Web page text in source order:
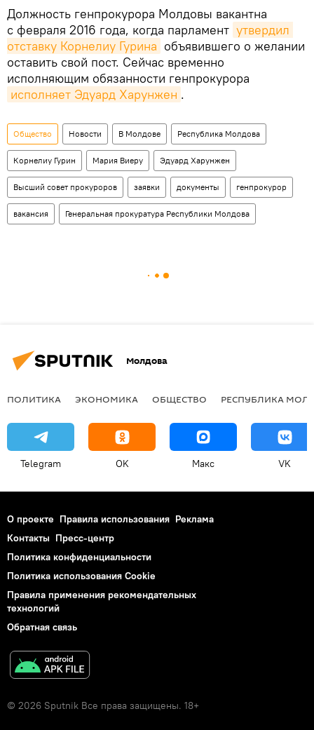
Должность генпрокурора Молдовы вакантна
с февраля 2016 года, когда парламент утвердил
отставку Корнелиу Гурина объявившего о желании
оставить свой пост. Сейчас временно
исполняющим обязанности генпрокурора
исполняет Эдуард Харунжен .
Общество Новости В Молдове Республика Молдова
Корнелиу Гурин Мария Виеру Эдуард Харунжен
Высший совет прокуроров заявки документы генпрокурор
вакансия Генеральная прокуратура Республики Молдова
Молдова
ПОЛИТИКА ЭКОНОМИКА ОБЩЕСТВО РЕСПУБЛИКА
Telegram OK Макс VK
О проекте Правила использования Реклама
Контакты Пресс-центр
Политика конфиденциальности
Политика использования Cookie
Правила применения рекомендательных
технологий
Обратная связь
© 2026 Sputnik Все права защищены. 18+